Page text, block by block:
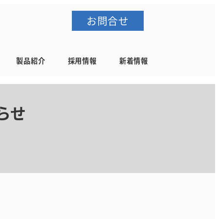
お問合せ
製品紹介 採用情報 新着情報
せ